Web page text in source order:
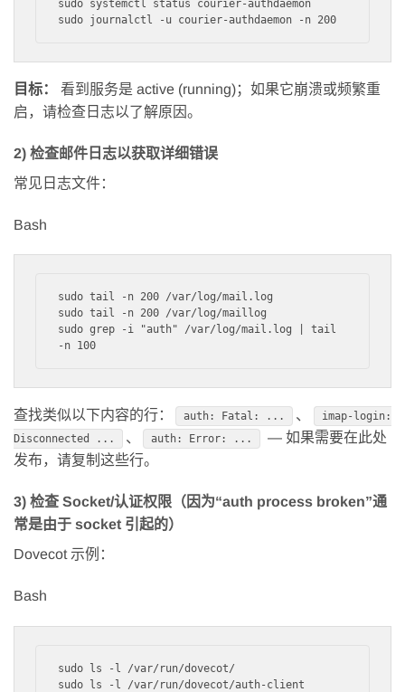
sudo systemctl status courier-authdaemon
目标：
看到服务是 active (running)；如果它崩溃或频繁重
启，请检查日志以了解原因。
2) 检查邮件日志以获取详细错误
常见日志文件：
Bash
sudo tail -n 200 /var/log/mail.log
sudo tail -n 200 /var/log/maillog
sudo grep -i "auth" /var/log/mail.log | tail
查找类似以下内容的行： auth: Fatal: ... 、
imap-login:
Disconnected ...
、 auth: Error: ...
— 如果需要在此处
发布，请复制这些行。
3) 检查 Socket/认证权限（因为“auth process broken”通
常是由于 socket 引起的）
Dovecot 示例：
Bash
sudo ls -l /var/run/dovecot/